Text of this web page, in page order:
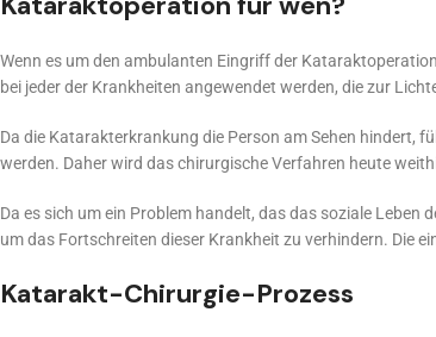
Wenn es um den ambulanten Eingriff der
bei jeder der Krankheiten angewendet werden, die zur
Da die Katarakterkrankung die Person am Sehen hindert,
werden. Daher wird das chirurgische Verfahren heute
Da es sich um ein Problem handelt, das das soziale
um das Fortschreiten dieser Krankheit zu verhindern. Die
Katarakt-Chirurgie-Prozess